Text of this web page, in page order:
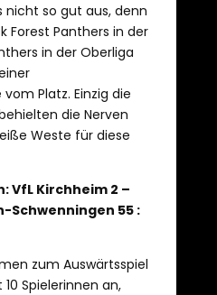
nicht so gut aus, denn
Forest Panthers in der
in der Oberliga
Platz. Einzig die
die Nerven
Weste für diese
VfL Kirchheim 2 –
Schwenningen 55 :
zum Auswärtsspiel
Spielerinnen an,